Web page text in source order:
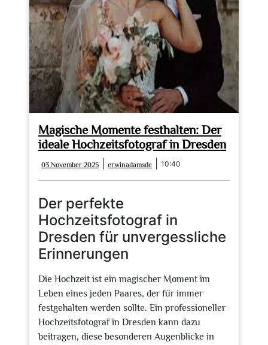
Magische Momente festhalten: Der
ideale Hochzeitsfotograf in Dresden
03 November 2025
November
2025
erwinadamsde erwinadamsde
10:40
Der perfekte
Hochzeitsfotograf in
Dresden für unvergessliche
Erinnerungen
Die Hochzeit ist ein magischer Moment im
Leben eines jeden Paares, der für immer
festgehalten werden sollte. Ein professioneller
Hochzeitsfotograf in Dresden kann dazu
beitragen, diese besonderen Augenblicke in